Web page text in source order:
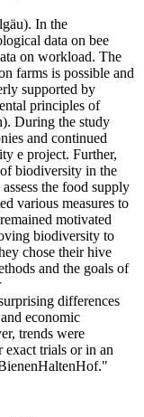
In the
data on bee
on workload. The
farms is possible and
supported by
principles of
During the study
and continued
e project. Further,
biodiversity in the
the food supply
various measures to
motivated
biodiversity to
chose their hive
and the goals of
differences
economic
trends were
exact trials or in an